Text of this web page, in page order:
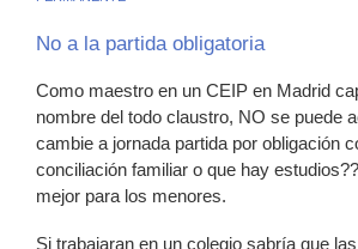
No a la partida obligatoria
Como maestro en un CEIP en Madrid
nombre del todo claustro, NO se puede
cambie a jornada partida por obligación
conciliación familiar o que hay
mejor para los menores.
Si trabajaran en un colegio sabría que